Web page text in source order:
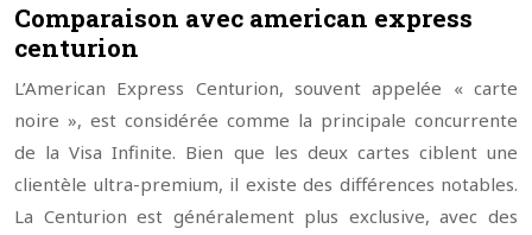
Comparaison avec american express
centurion
L’American Express Centurion, souvent appelée « carte
noire », est considérée comme la principale concurrente
de la Visa Infinite. Bien que les deux cartes ciblent une
clientèle ultra-premium, il existe des différences notables.
La Centurion est généralement plus exclusive, avec des